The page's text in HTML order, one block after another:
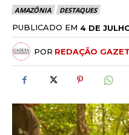
AMAZÔNIA DESTAQUES
PUBLICADO EM 4 DE
POR REDAÇÃO